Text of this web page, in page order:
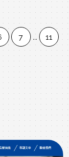
7 ... 11